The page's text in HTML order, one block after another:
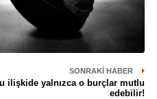
SONRAKI HABER
ilişkide yalnızca o burçlar mutlu
edebilir!